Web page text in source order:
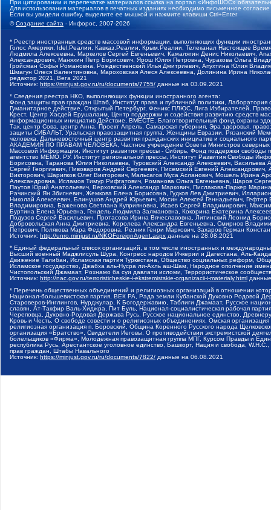
При цитировании и перепечатке материалов ссылка на портал «ИнфоШОС»
Для использования материалов в печатных изданиях необходимо письменное
Если вы увидели ошибку, выделите ее мышкой и нажмите клавиши Ctrl+Enter
©Создание сайта - Инфорос, 2007-2026
* Реестр иностранных средств массовой информации, выполняющих функции
Голос Америки, Idel.Реалии, Кавказ.Реалии, Крым.Реалии, Телеканал Настоящее
Людмила Алексеевна, Маркелов Сергей Евгеньевич, Камалягин Денис Николаевич,
Александрович, Маняхин Петр Борисович, Ярош Юлия Петровна, Чуракова Ольга
Гройсман Софья Романовна, Рождественский Илья Дмитриевич, Апухтина Юлия
Шмагун Олеся Валентиновна, Мароховская Алеся Алексеевна, Долинина Ирина
редактор 2021, Вега 2021
Источник: https://minjust.gov.ru/ru/documents/7755/ данные на 03.09.2021
* Сведения реестра НКО, выполняющих функции иностранного агента:
Фонд защиты прав граждан Штаб, Институт права и публичной политики,
Гуманитарное действие, Открытый Петербург, Феникс ПЛЮС, Лига Избирателей,
Крест, Центр Хасдей Ерушалаим, Центр поддержки и содействия развитию средств
информационных инициатив Действие, ВМЕСТЕ, Благотворительный фонд охраны
Так, центр Сова, центр Анна, Проект Апрель, Самарская губерния, Эра здоровья,
защиты СИБАЛЬТ, Уральская правозащитная группа, Женщины Евразии, Рязанский
человека, Дальневосточный центр развития гражданских инициатив и социального
АКАДЕМИЯ ПО ПРАВАМ ЧЕЛОВЕКА, Частное учреждение Совета Министров северных
Массовой Информации, Институт развития прессы - Сибирь, Фонд поддержки
агентство МЕМО. РУ, Институт региональной прессы, Институт Развития Свободы
Борисовна, Таранова Юлия Николаевна, Туровский Александр Алексеевич,
Сергей Георгиевич, Пивоваров Андрей Сергеевич, Писемский Евгений
Викторович, Шарипков Олег Викторович, Мальсагов Муса Асланович, Мошель Ирина
Александровна, Исламов Тимур Рифгатович, Романова Ольга Евгеньевна, Щаров
Паутов Юрий Анатольевич, Верховский Александр Маркович, Пислакова-Паркер
Рачинский Ян Збигневич, Жемкова Елена Борисовна, Гудков Лев Дмитриевич,
Николай Алексеевич, Блинушов Андрей Юрьевич, Мосин Алексей Геннадьевич,
Владимировна, Баженова Светлана Куприяновна, Исаев Сергей Владимирович,
Буртина Елена Юрьевна, Гендель Людмила Залмановна, Кокорина Екатерина
Подузов Сергей Васильевич, Протасова Ирина Вячеславовна, Литинский Леонид
Добровольская Анна Дмитриевна, Королева Александра Евгеньевна, Смирнов
Петрович, Полякова Мара Федоровна, Резник Генри Маркович, Захаров Герман
Источник: http://unro.minjust.ru/NKOForeignAgent.aspx данные на 28.08.2021
* Единый федеральный список организаций, в том числе иностранных и
Высший военный Маджлисуль Шура, Конгресс народов Ичкерии и Дагестана, Аль-
Движение Талибан, Исламская партия Туркестана, Общество социальных реформ,
Исламское государство, Джабха аль-Нусра ли-Ахль аш-Шам, Народное ополчение
Чистопольский Джамаат, Рохнамо ба суи давлати исломи, Террористическое
Источник: http://nac.gov.ru/terroristicheskie-i-ekstremistskie-organizacii-i-materialy.html
* Перечень общественных объединений и религиозных организаций в отношении
Национал-большевистская партия, ВЕК РА, Рада земли Кубанской Духовно Родовой
Староверов-Инглингов, Нурджулар, К Богодержавию, Таблиги Джамаат, Русское
славян, Ат-Такфир Валь-Хиджра, Пит Буль, Национал-социалистическая рабочая
Череповца, Духовно-Родовая Держава Русь, Русское национальное единство,
Кровь и Честь, О свободе совести и о религиозных объединениях, Омская
религиозная организация п. Боровский, Община Коренного Русского народа
организация «Братство», Свидетели Иеговы, О противодействии экстремистской
болельщиков «Фирма», Молодежная правозащитная группа МПГ, Курсом Правды и
республика Русь, Арестантское уголовное единство, Башкорт, Нация и свобода,
прав граждан, Штабы Навального
Источник: https://minjust.gov.ru/ru/documents/7822/ данные на 06.08.2021